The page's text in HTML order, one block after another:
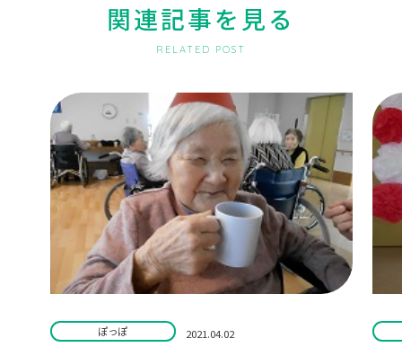
関連記事を見る
RELATED POST
ぽっぽ 2021.04.02